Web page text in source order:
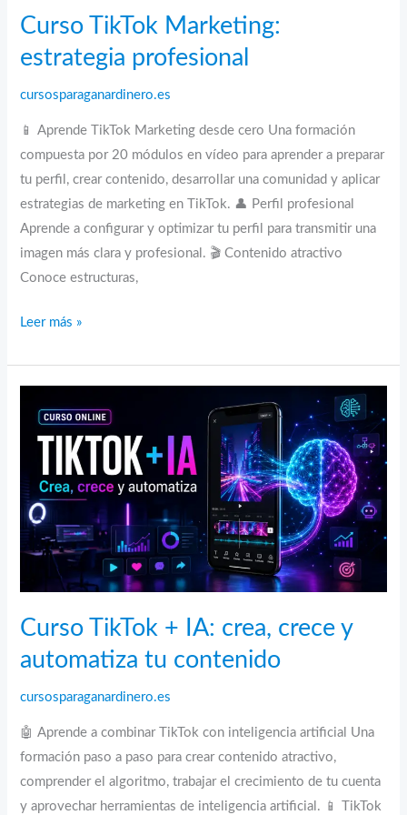
Curso TikTok Marketing:
estrategia profesional
cursosparaganardinero.es
📱 Aprende TikTok Marketing desde cero Una formación
compuesta por 20 módulos en vídeo para aprender a preparar
tu perfil, crear contenido, desarrollar una comunidad y aplicar
estrategias de marketing en TikTok. 👤 Perfil profesional
Aprende a configurar y optimizar tu perfil para transmitir una
imagen más clara y profesional. 🎬 Contenido atractivo
Conoce estructuras,
Curso
profesional
Leer más »
Curso TikTok + IA: crea, crece y
automatiza tu contenido
cursosparaganardinero.es
🤖 Aprende a combinar TikTok con inteligencia artificial Una
formación paso a paso para crear contenido atractivo,
comprender el algoritmo, trabajar el crecimiento de tu cuenta
y aprovechar herramientas de inteligencia artificial. 📱 TikTok